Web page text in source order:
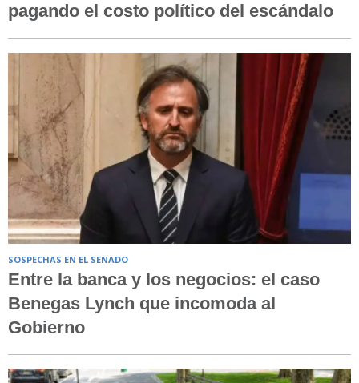
pagando el costo político del escándalo
SOSPECHAS EN EL SENADO
Entre la banca y los negocios: el caso
Benegas Lynch que incomoda al
Gobierno